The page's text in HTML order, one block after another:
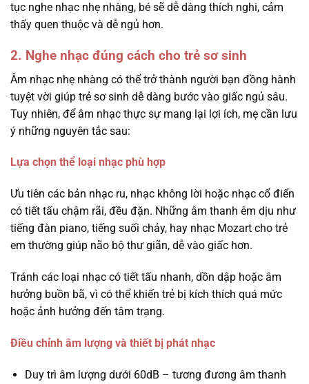
tục nghe nhạc nhẹ nhàng, bé sẽ dễ dàng thích nghi, cảm
thấy quen thuộc và dễ ngủ hơn.
2. Nghe nhạc đúng cách cho trẻ sơ sinh
Âm nhạc nhẹ nhàng có thể trở thành người bạn đồng hành
tuyệt vời giúp trẻ sơ sinh dễ dàng bước vào giấc ngủ sâu.
Tuy nhiên, để âm nhạc thực sự mang lại lợi ích, mẹ cần lưu
ý những nguyên tắc sau:
Lựa chọn thể loại nhạc phù hợp
Ưu tiên các bản nhạc ru, nhạc không lời hoặc nhạc cổ điển
có tiết tấu chậm rãi, đều đặn. Những âm thanh êm dịu như
tiếng đàn piano, tiếng suối chảy, hay nhạc Mozart cho trẻ
em thường giúp não bộ thư giãn, dễ vào giấc hơn.
Tránh các loại nhạc có tiết tấu nhanh, dồn dập hoặc âm
hưởng buồn bã, vì có thể khiến trẻ bị kích thích quá mức
hoặc ảnh hưởng đến tâm trạng.
Điều chỉnh âm lượng và thiết bị phát nhạc
Duy trì âm lượng dưới 60dB – tương đương âm thanh